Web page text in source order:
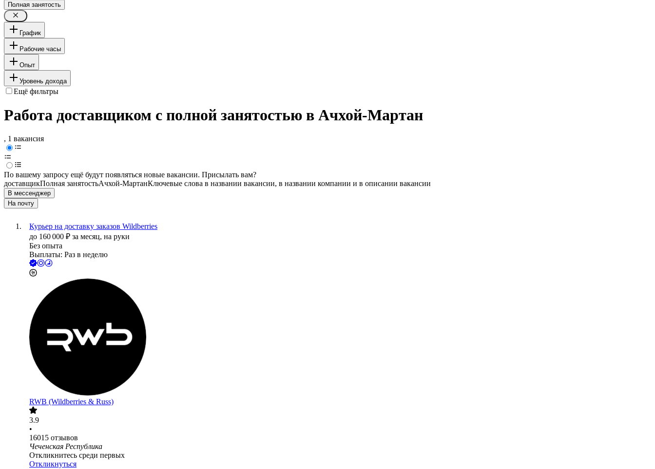
Полная занятость
График
Рабочие часы
Опыт
Уровень дохода
Ещё фильтры
Работа доставщиком с полной занятостью в Ачхой-Мартан
, 1 вакансия
По вашему запросу ещё будут появляться новые вакансии. Присылать вам?
доставщикПолная занятостьАчхой-МартанКлючевые слова в названии вакансии, в названии компании и в описании вакансии
В мессенджер
На почту
Курьер на доставку заказов Wildberries
до 160 000 ₽ за месяц, на руки
Без опыта
Выплаты: Раз в неделю
RWB (Wildberries & Russ)
3.9
•
16015 отзывов
Чеченская Республика
Откликнитесь среди первых
Откликнуться